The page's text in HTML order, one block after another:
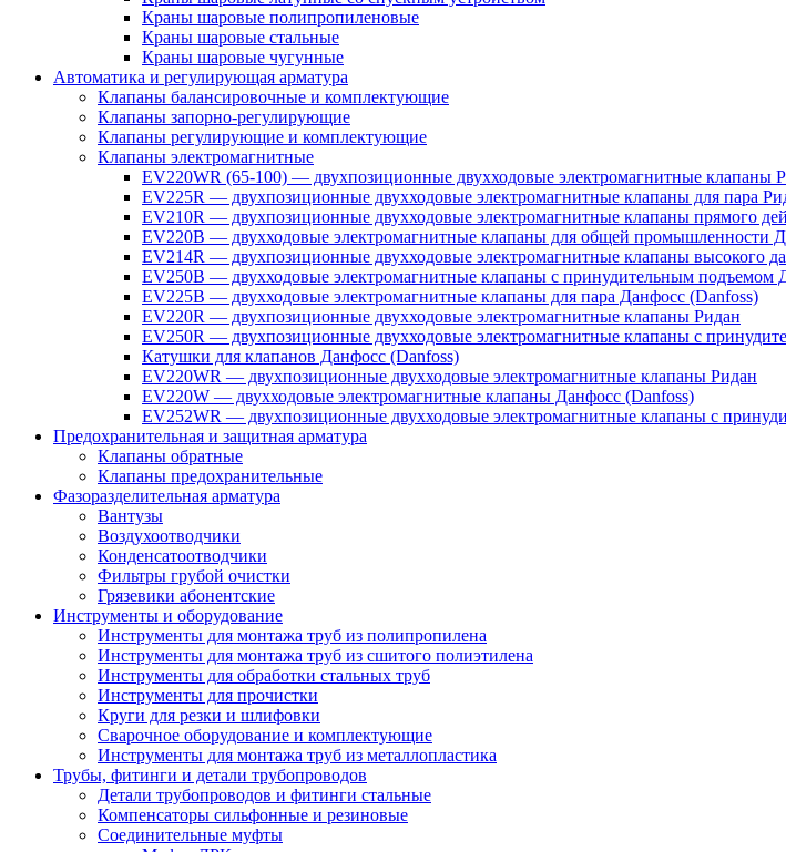
Краны шаровые полипропиленовые
Краны шаровые стальные
Краны шаровые чугунные
Автоматика и регулирующая арматура
Клапаны балансировочные и комплектующие
Клапаны запорно-регулирующие
Клапаны регулирующие и комплектующие
Клапаны электромагнитные
EV220WR (65-100) — двухпозиционные двухходовые электромагнитные клапаны
EV225R — двухпозиционные двухходовые электромагнитные клапаны для пара
EV210R — двухпозиционные двухходовые электромагнитные клапаны прямого
EV220B — двухходовые электромагнитные клапаны для общей промышленности
EV214R — двухпозиционные двухходовые электромагнитные клапаны высокого
EV250B — двухходовые электромагнитные клапаны с принудительным подъемом
EV225B — двухходовые электромагнитные клапаны для пара Данфосс (Danfoss)
EV220R — двухпозиционные двухходовые электромагнитные клапаны Ридан
EV250R — двухпозиционные двухходовые электромагнитные клапаны с
Катушки для клапанов Данфосс (Danfoss)
EV220WR — двухпозиционные двухходовые электромагнитные клапаны Ридан
EV220W — двухходовые электромагнитные клапаны Данфосс (Danfoss)
EV252WR — двухпозиционные двухходовые электромагнитные клапаны с
Предохранительная и защитная арматура
Клапаны обратные
Клапаны предохранительные
Фазоразделительная арматура
Вантузы
Воздухоотводчики
Конденсатоотводчики
Фильтры грубой очистки
Грязевики абонентские
Инструменты и оборудование
Инструменты для монтажа труб из полипропилена
Инструменты для монтажа труб из сшитого полиэтилена
Инструменты для обработки стальных труб
Инструменты для прочистки
Круги для резки и шлифовки
Сварочное оборудование и комплектующие
Инструменты для монтажа труб из металлопластика
Трубы, фитинги и детали трубопроводов
Детали трубопроводов и фитинги стальные
Компенсаторы сильфонные и резиновые
Соединительные муфты